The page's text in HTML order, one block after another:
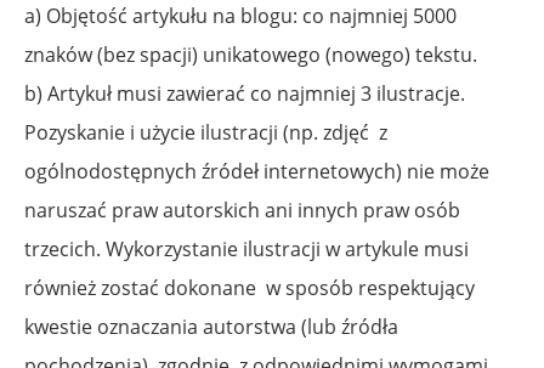
a) Objętość artykułu na blogu: co najmniej 5000
znaków (bez spacji) unikatowego (nowego) tekstu.
b) Artykuł musi zawierać co najmniej 3 ilustracje.
Pozyskanie i użycie ilustracji (np. zdjęć z
ogólnodostępnych źródeł internetowych) nie może
naruszać praw autorskich ani innych praw osób
trzecich. Wykorzystanie ilustracji w artykule musi
również zostać dokonane w sposób respektujący
kwestie oznaczania autorstwa (lub źródła